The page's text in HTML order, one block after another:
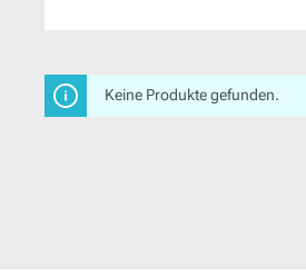
Keine Produkte gefunden.